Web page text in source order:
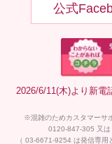
公式
2026/6/11(木)より新電
※混雑のためカスタマーサ
0120-847-305 又は
（ 03-6671-9254 は発信専